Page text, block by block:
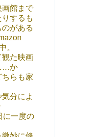
画館まで
するも
がある
。
観た映画
か
ちらも家
分によ
に一度の